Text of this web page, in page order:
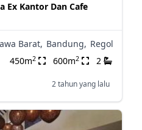
Ex Kantor Dan Cafe
Barat, Bandung, Regol
450m2 600m2 2
2 tahun yang lalu